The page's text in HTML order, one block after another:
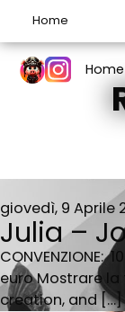
Home
Home
giovedì, 9 Aprile
Julia –
CONVENZIONE:
euro Mostrare la
creation, and […]